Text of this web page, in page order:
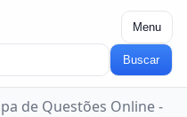
Menu
Buscar
de Questões Online -